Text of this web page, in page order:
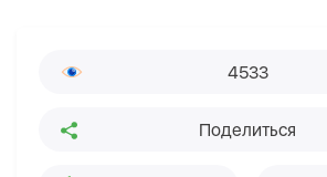
4533
Поделиться